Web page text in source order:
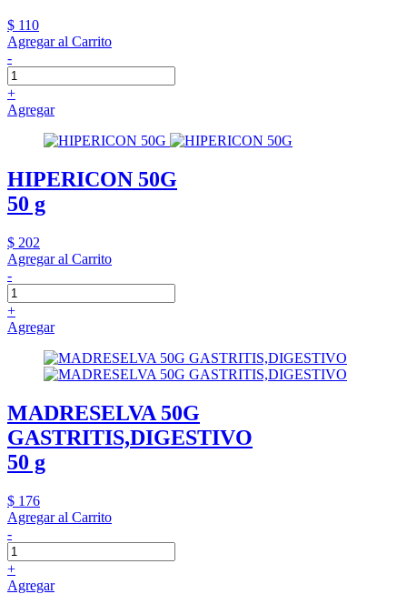
$ 110
Agregar al Carrito
-
+
Agregar
HIPERICON 50G
50 g
$ 202
Agregar al Carrito
-
+
Agregar
MADRESELVA 50G
GASTRITIS,DIGESTIVO
50 g
$ 176
Agregar al Carrito
-
+
Agregar